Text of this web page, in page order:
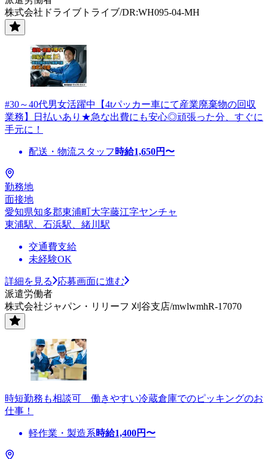
株式会社ドライブトライブ/DR:WH095-04-MH
#30～40代男女活躍中【4tパッカー車にて産業廃棄物の回収
業務】日払いあり★急な出費にも安心◎頑張った分、すぐに
手元に！
配送・物流スタッフ 時給1,650円〜
勤務地
面接地
愛知県知多郡東浦町大字藤江字ヤンチャ
東浦駅、石浜駅、緒川駅
交通費支給
未経験OK
詳細を見る
応募画面に進む
派遣労働者
株式会社ジャパン・リリーフ 刈谷支店/mwlwmhR-17070
時短勤務も相談可 働きやすい冷蔵倉庫でのピッキングのお
仕事！
軽作業・製造系時給1,400円〜